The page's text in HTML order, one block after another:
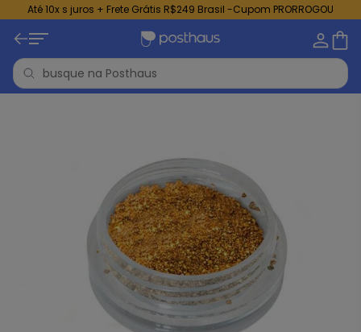
Até 10x s juros + Frete Grátis R$249 Brasil -Cupom PRORROGOU